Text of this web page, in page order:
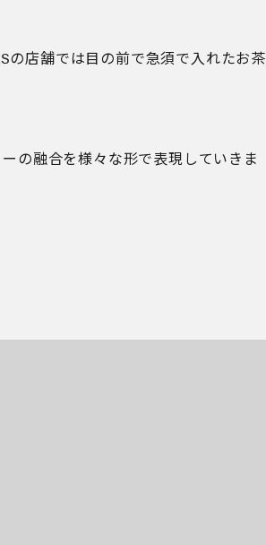
の店舗では目の前で急須で入れたお茶
の融合を様々な形で表現していきま